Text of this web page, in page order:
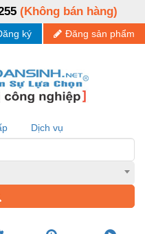
(Không bán hàng)
Đăng sản phẩm
ký
Dịch vụ